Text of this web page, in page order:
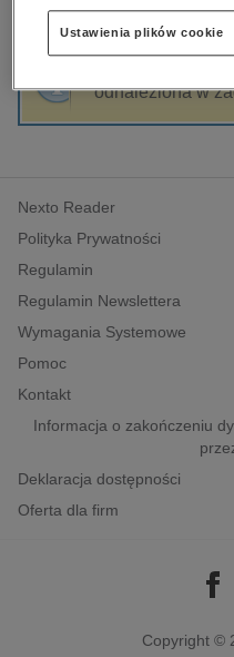
dzienniki
edukacja
hobby, sport,
komputery, internet,
polityka, społeczno-
psychologiczne
inne
popularno-naukowe
historia
Sortowanie
odnaleziona w
Nexto Reader
Polityka Prywatności
Regulamin
Regulamin Newslettera
Wymagania Systemowe
Pomoc
Kontakt
Informacja o zakończeniu
Deklaracja dostępności
Oferta dla firm
Copyright ©
Ustawienia plików cookie